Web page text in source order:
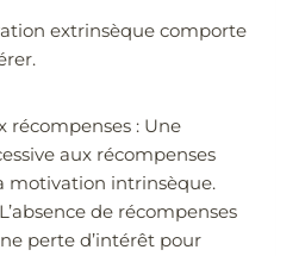
extrinsèque comporte
récompenses : Une
aux récompenses
motivation intrinsèque.
de récompenses
perte d’intérêt pour